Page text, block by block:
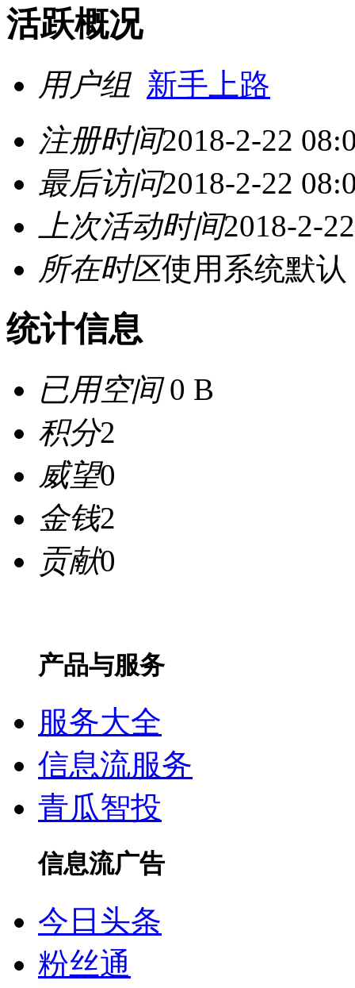
活跃概况
用户组 新手上路
注册时间2018-2-22
最后访问2018-2-22
上次活动时间2018-2-
所在时区使用系统默认
统计信息
已用空间0 B
积分2
威望0
金钱2
贡献0
产品与服务
服务大全
信息流服务
青瓜智投
信息流广告
今日头条
粉丝通